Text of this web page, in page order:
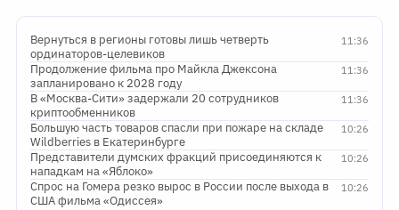
11:36
Вернуться в регионы готовы лишь четверть
ординаторов-целевиков
11:36
Продолжение фильма про Майкла Джексона
запланировано к 2028 году
11:36
В «Москва-Сити» задержали 20 сотрудников
криптообменников
10:26
Большую часть товаров спасли при пожаре на складе
Wildberries в Екатеринбурге
10:26
Представители думских фракций присоединяются к
нападкам на «Яблоко»
10:26
Спрос на Гомера резко вырос в России после выхода в
США фильма «Одиссея»